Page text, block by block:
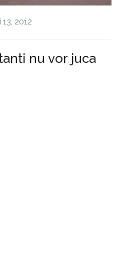
13, 2012
nu vor juca